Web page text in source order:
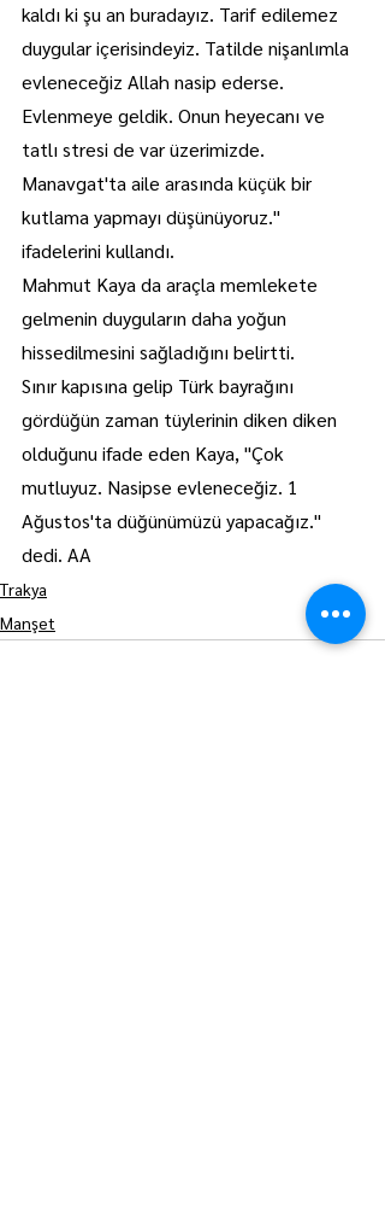
kaldı ki şu an buradayız. Tarif edilemez
duygular içerisindeyiz. Tatilde nişanlımla
evleneceğiz Allah nasip ederse.
Evlenmeye geldik. Onun heyecanı ve
tatlı stresi de var üzerimizde.
Manavgat'ta aile arasında küçük bir
kutlama yapmayı düşünüyoruz."
ifadelerini kullandı.
Mahmut Kaya da araçla memlekete
gelmenin duyguların daha yoğun
hissedilmesini sağladığını belirtti.
Sınır kapısına gelip Türk bayrağını
gördüğün zaman tüylerinin diken diken
olduğunu ifade eden Kaya, "Çok
mutluyuz. Nasipse evleneceğiz. 1
Ağustos'ta düğünümüzü yapacağız."
dedi. AA
Trakya
Manşet